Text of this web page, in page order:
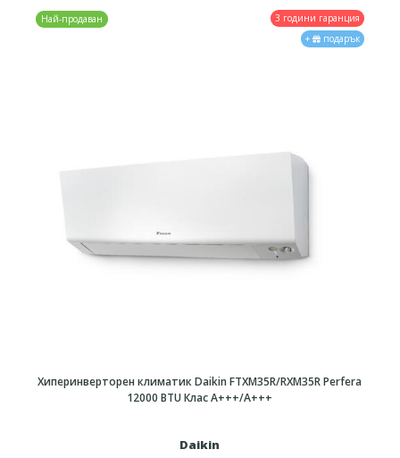
3 години гаранция
+
подарък
Най-продаван
Хиперинверторен климатик Daikin FTXМ35R/RXM35R Perfera
12000 BTU Клас A+++/А+++
Daikin